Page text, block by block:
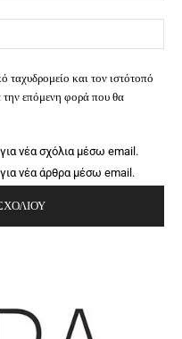
ταχυδρομείο και τον ιστότοπό
την επόμενη φορά που θα
νέα σχόλια μέσω email.
νέα άρθρα μέσω email.